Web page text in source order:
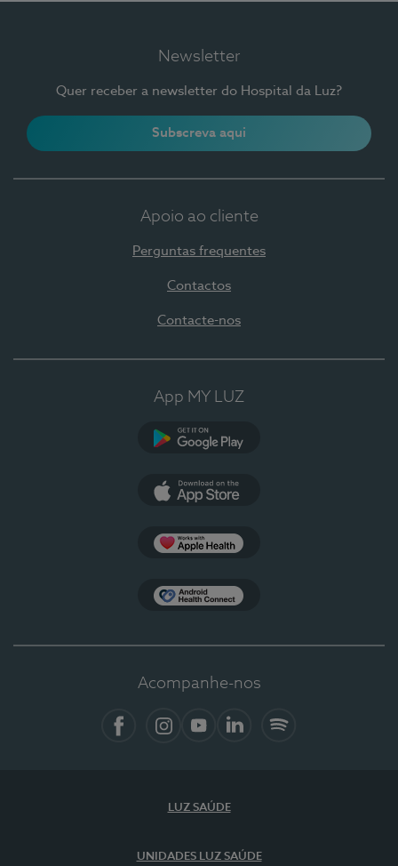
Newsletter
Quer receber a newsletter do Hospital da Luz?
Subscreva aqui
Apoio ao cliente
Perguntas frequentes
Contactos
Contacte-nos
App MY LUZ
Acompanhe-nos
LUZ SAÚDE
UNIDADES LUZ SAÚDE